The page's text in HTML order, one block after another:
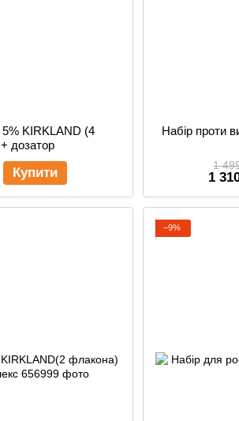
KIRKLAND (4
дозатор
Купити
Набір проти
1
1
−9%